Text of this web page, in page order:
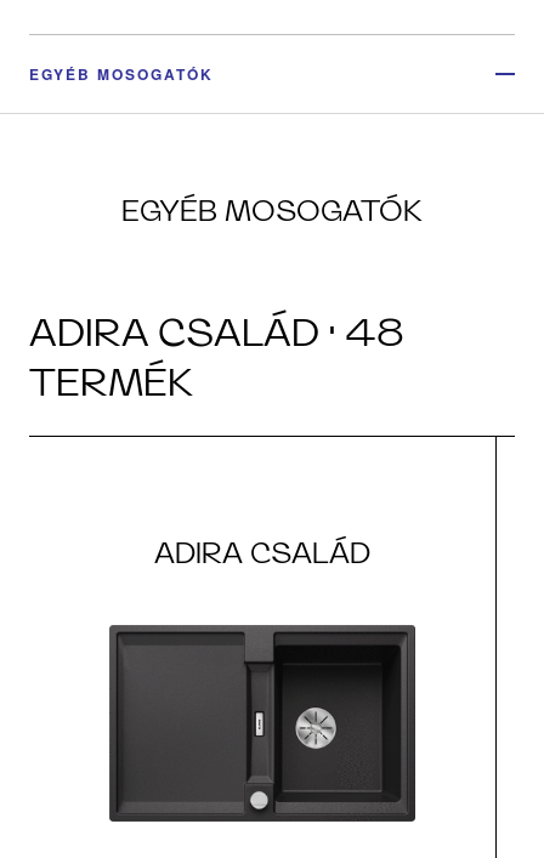
EGYÉB MOSOGATÓK
EGYÉB MOSOGATÓK
ADIRA CSALÁD · 48
TERMÉK
ADIRA CSALÁD